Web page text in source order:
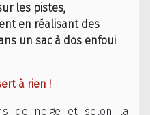
les pistes,
en réalisant des
un sac à dos enfoui
à rien !
de neige et selon la